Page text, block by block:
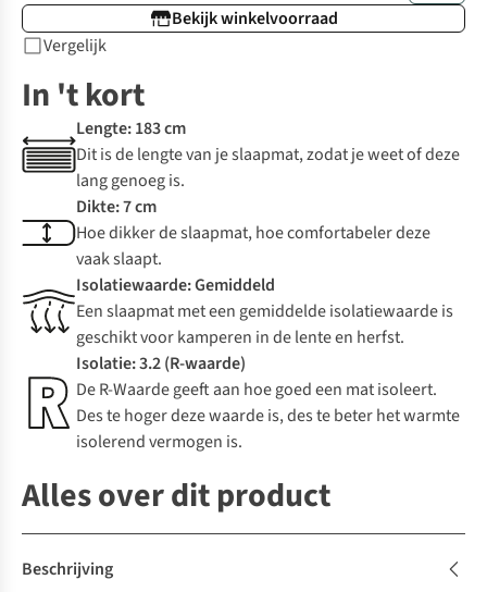
Bekijk winkelvoorraad
Vergelijk
In 't kort
Lengte: 183 cm
Dit is de lengte van je slaapmat, zodat je weet of deze
lang genoeg is.
Dikte: 7 cm
Hoe dikker de slaapmat, hoe comfortabeler deze
vaak slaapt.
Isolatiewaarde: Gemiddeld
Een slaapmat met een gemiddelde isolatiewaarde is
geschikt voor kamperen in de lente en herfst.
Isolatie: 3.2 (R-waarde)
De R-Waarde geeft aan hoe goed een mat isoleert.
Des te hoger deze waarde is, des te beter het warmte
isolerend vermogen is.
Alles over dit product
Beschrijving